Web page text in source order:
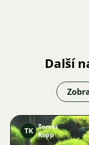
Další
TK
Tomáš
Kopp